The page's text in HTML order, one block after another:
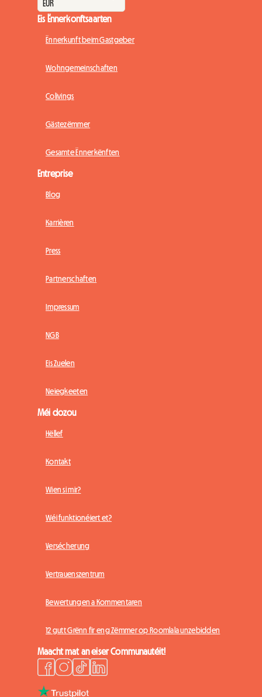
Eis Ënnerkonftsaarten
Ënnerkunft beim Gastgeber
Wohngemeinschaften
Colivings
Gästezëmmer
Gesamte Ënnerkënften
Entreprise
Blog
Karrièren
Press
Partnerschaften
Impressum
NGB
Eis Zuelen
Neiegkeeten
Méi dozou
Hëllef
Kontakt
Wien si mir?
Wéi funktionéiert et?
Versécherung
Vertrauenszentrum
Bewertungen a Kommentaren
12 gutt Grënn fir eng Zëmmer op Roomlala unzebidden
Maacht mat an eiser Communautéit!